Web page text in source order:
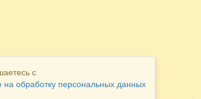
с
на обработку персональных данных